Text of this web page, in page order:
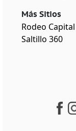
Más Sitios
Rodeo Capital
Saltillo 360